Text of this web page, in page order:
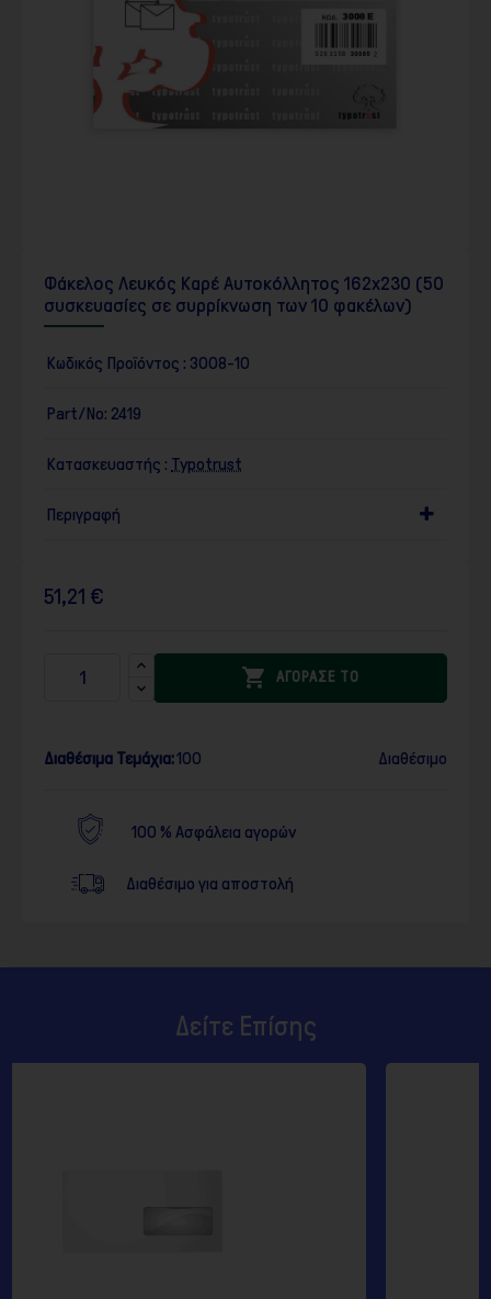
Φάκελος Λευκός Καρέ Αυτοκόλλητος 162x230 (50
συσκευασίες σε συρρίκνωση των 10 φακέλων)
Κωδικός Προϊόντος : 3008-10
Part/No: 2419
Κατασκευαστής : Typotrust
Περιγραφή
51,21 €
 ΑΓΟΡΑΣΕ ΤΟ
Διαθέσιμα Τεμάχια:100 Διαθέσιμο
100 % Ασφάλεια αγορών
Διαθέσιμο για αποστολή
Δείτε Επίσης